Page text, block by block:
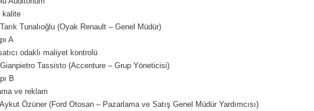
kalite
Tunalıoğlu (Oyak Renault – Genel Müdür)
A
odaklı maliyet kontrolü
Tassisto (Accenture – Grup Yöneticisi)
B
ve reklam
Özüner (Ford Otosan – Pazarlama ve Satış Genel Müdür Yardımcısı)